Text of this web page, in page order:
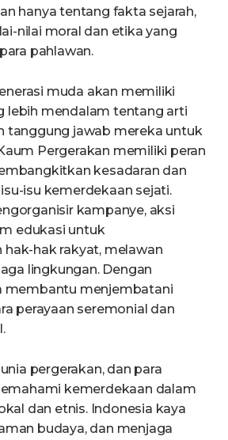
hanya tentang fakta sejarah,
nilai moral dan etika yang
pahlawan.
muda akan memiliki
lebih mendalam tentang arti
tanggung jawab mereka untuk
Pergerakan memiliki peran
kesadaran dan
isu kemerdekaan sejati.
kampanye, aksi
edukasi untuk
hak rakyat, melawan
lingkungan. Dengan
membantu menjembatani
perayaan seremonial dan
pergerakan, dan para
kemerdekaan dalam
dan etnis. Indonesia kaya
budaya, dan menjaga